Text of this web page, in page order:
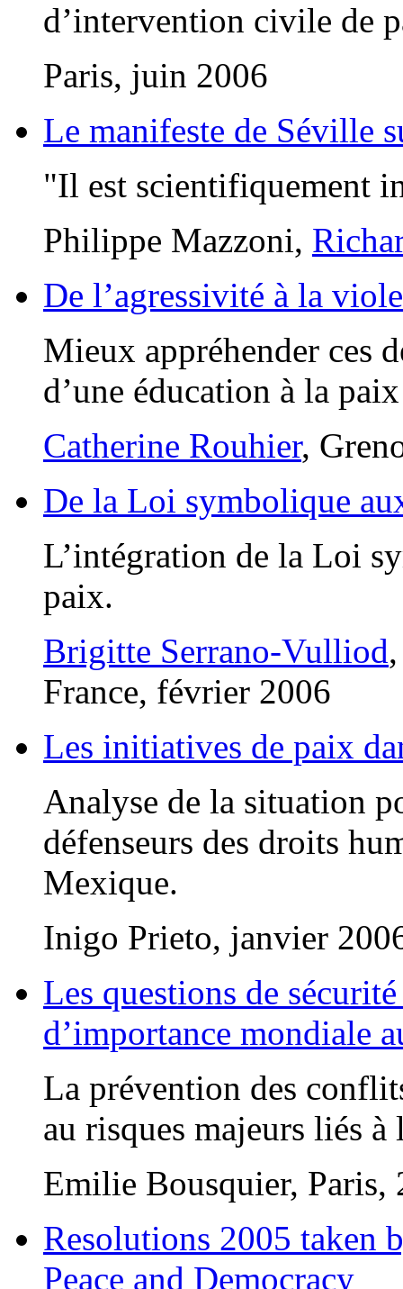
d’intervention civile de
Paris, juin 2006
Le manifeste de Séville
"Il est scientifiquement
Philippe Mazzoni,
De l’agressivité à la
Mieux appréhender ces
d’une éducation à la paix
Catherine Rouhier,
De la Loi symbolique
L’intégration de la Loi
paix.
Brigitte Serrano-Vulliod
France, février 2006
Les initiatives de paix
Analyse de la situation
défenseurs des droits
Mexique.
Inigo Prieto, janvier
Les questions de
d’importance mondiale
La prévention des
au risques majeurs liés à
Emilie Bousquier, Paris,
Resolutions 2005 taken
Peace and Democracy